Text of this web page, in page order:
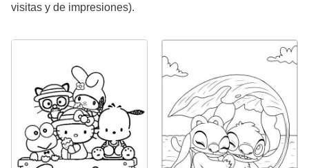
visitas y de impresiones).